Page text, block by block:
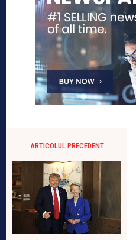
ARTICOLUL PRECEDENT